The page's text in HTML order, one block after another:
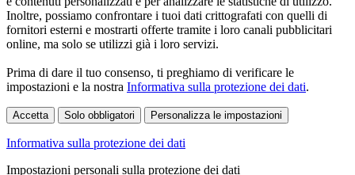
Inoltre, possiamo confrontare i tuoi dati crittografati con quelli di
fornitori esterni e mostrarti offerte tramite i loro canali pubblicitari
online, ma solo se utilizzi già i loro servizi.
Prima di dare il tuo consenso, ti preghiamo di verificare le
impostazioni e la nostra Informativa sulla protezione dei dati.
Accetta Solo obbligatori Personalizza le impostazioni
Informativa sulla protezione dei dati
Impostazioni personali sulla protezione dei dati